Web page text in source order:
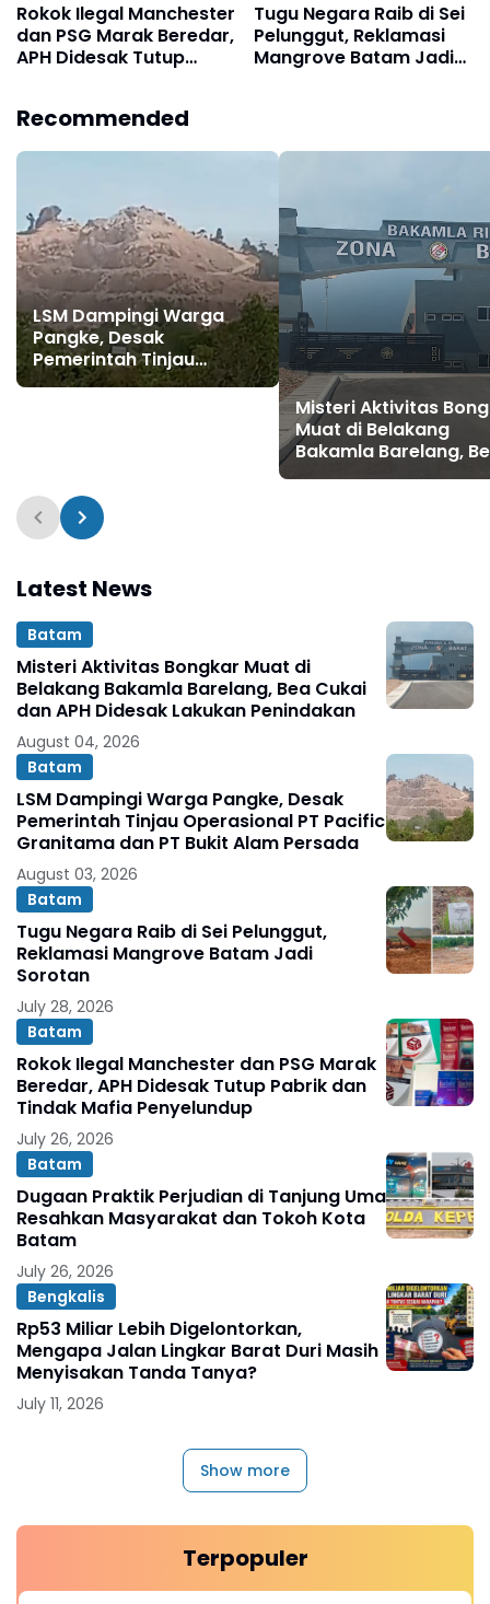
Rokok Ilegal Manchester
dan PSG Marak Beredar,
APH Didesak Tutup
Tugu Negara Raib di Sei
Pelunggut, Reklamasi
Mangrove Batam Jadi
Recommended
LSM Dampingi Warga
Pangke, Desak
Pemerintah Tinjau
Operasional PT Pacific
Misteri Aktivitas
Muat di Belakang
Bakamla Barelang,
Cukai dan APH
Latest News
Batam
Misteri Aktivitas Bongkar Muat di
Belakang Bakamla Barelang, Bea Cukai
dan APH Didesak Lakukan Penindakan
August 04, 2026
Batam
LSM Dampingi Warga Pangke, Desak
Pemerintah Tinjau Operasional PT Pacific
Granitama dan PT Bukit Alam Persada
August 03, 2026
Batam
Tugu Negara Raib di Sei Pelunggut,
Reklamasi Mangrove Batam Jadi
Sorotan
July 28, 2026
Batam
Rokok Ilegal Manchester dan PSG Marak
Beredar, APH Didesak Tutup Pabrik dan
Tindak Mafia Penyelundup
July 26, 2026
Batam
Dugaan Praktik Perjudian di Tanjung Uma
Resahkan Masyarakat dan Tokoh Kota
Batam
July 26, 2026
Bengkalis
Rp53 Miliar Lebih Digelontorkan,
Mengapa Jalan Lingkar Barat Duri Masih
Menyisakan Tanda Tanya?
July 11, 2026
Show more
Terpopuler